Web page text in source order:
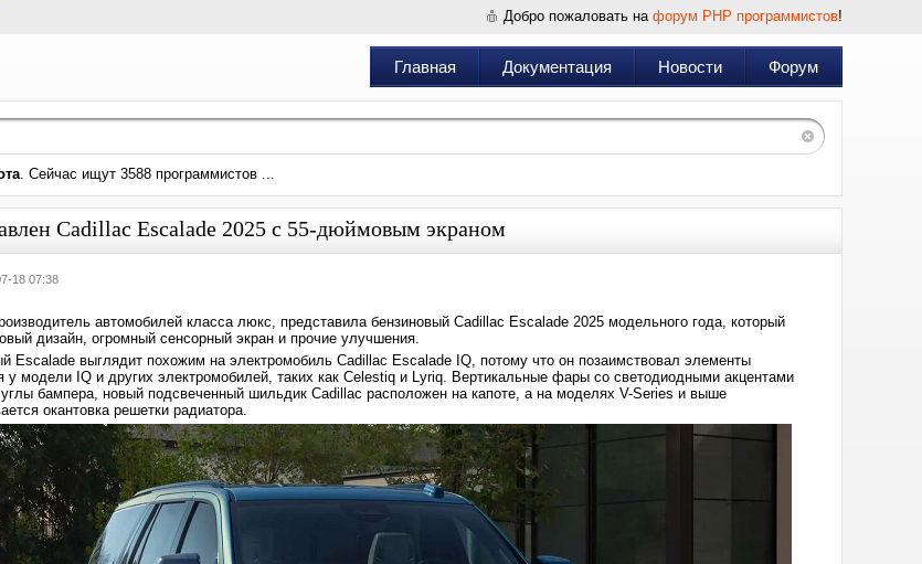
Добро пожаловать на форум PHP программистов!
Главная Документация Новости Форум
. Сейчас ищут 3588 программистов ...
Cadillac Escalade 2025 с 55-дюймовым экраном
18 07:38
автомобилей класса люкс, представила бензиновый Cadillac Escalade 2025 модельного года, который
дизайн, огромный сенсорный экран и прочие улучшения.
Escalade выглядит похожим на электромобиль Cadillac Escalade IQ, потому что он позаимствовал элементы
у модели IQ и других электромобилей, таких как Celestiq и Lyriq. Вертикальные фары со светодиодными акцентами
бампера, новый подсвеченный шильдик Cadillac расположен на капоте, а на моделях V-Series и выше
окантовка решетки радиатора.